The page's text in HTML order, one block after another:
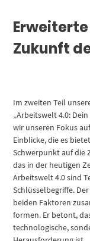
Zukunft
Im zweiten Teil
„Arbeitswelt 4.0:
wir unseren Fokus
Einblicke, die es
Schwerpunkt auf die
das in der heutigen
Arbeitswelt 4.0 sind
Schlüsselbegriffe.
beiden Faktoren
formen. Er betont,
technologische,